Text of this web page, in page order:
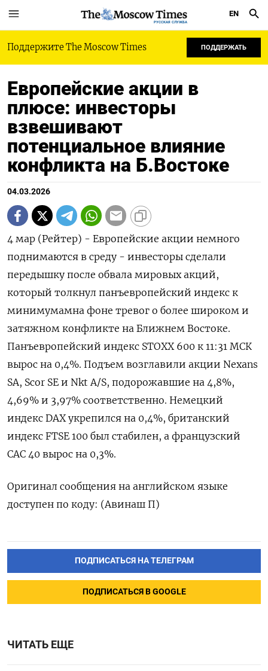
РУССКАЯ СЛУЖБА
EN
Поддержите The Moscow Times ПОДДЕРЖАТЬ
Европейские акции в
плюсе: инвесторы
взвешивают
потенциальное влияние
конфликта на Б.Востоке
04.03.2026
4 мар (Рейтер) - Европейские акции немного
поднимаются в среду - ‌инвесторы сделали
передышку после обвала мировых акций,
который ​толкнул ​панъевропейский ​индекс к
⁠минимумамна фоне ‌тревог о более ‌широком и
затяжном конфликте ​на Ближнем ‌Востоке.
Панъевропейский индекс STOXX ​600 к 11:31 ‌МСК
вырос на 0,4%. Подъем возглавили акции Nexans
SA, ​Scor ​SE ‌и Nkt A/S, подорожавшие ​на 4,8%,
4,69% и 3,97% соответственно. Немецкий
индекс DAX укрепился на 0,4%, британский
индекс FTSE 100 ​был ⁠стабилен, а французский
CAC ‌40 вырос на 0,3%.
Оригинал ‌сообщения на английском ​языке
доступен по ‌коду: (Авинаш П)
ПОДПИСАТЬСЯ НА ТЕЛЕГРАМ
ПОДПИСАТЬСЯ В GOOGLE
ЧИТАТЬ ЕЩЕ